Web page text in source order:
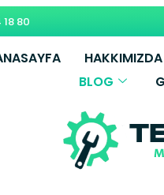
80
HAKKIMIZDA
BLOG